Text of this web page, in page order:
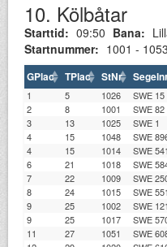
10. Kölbåtar
Starttid: 09:50 Bana:
Startnummer: 1001 - 1053
GPlac TPlac StNr
1 5 1026 SWE 15
2
8 1001 SWE 82
3
13 1025 SWE 1
4
15 1048 SWE
4
15 1014 SWE 541
6
21 1018 SWE
7
22 1009 SWE
8
24 1015 SWE 551
9
25 1002 SWE 121
9
25 1017 SWE
11
27 1051 SWE